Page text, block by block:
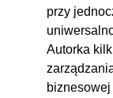
przy
Autorka
biznesowej